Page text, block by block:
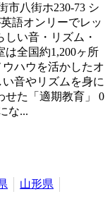
市八街ホ230-73 シ
語オンリーでレッ
しい音・リズム・
全国約1,200ヶ所
ハウを活かしたオ
音やリズムを身に
せた「適期教育」 0
な...
山形県